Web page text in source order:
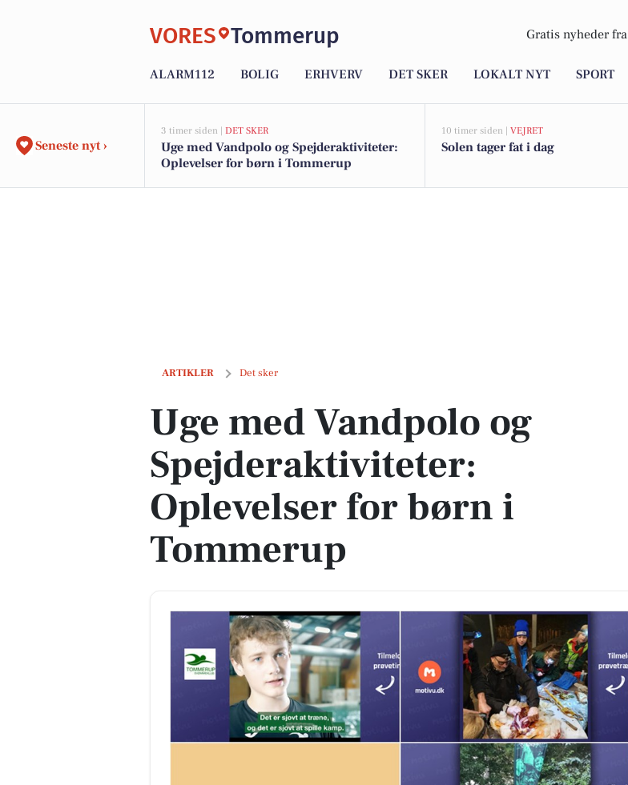
VORES Tommerup Gratis nyheder fra
ALARM112 BOLIG ERHVERV DET SKER LOKALT NYT SPORT
Seneste nyt ›
3 timer siden | DET SKER
Uge med Vandpolo og Spejderaktiviteter:
Oplevelser for børn i Tommerup
10 timer siden | VEJRET
Solen tager fat i dag
ARTIKLER Det sker
Uge med Vandpolo og Spejderaktiviteter: Oplevelser for børn i Tommerup
Uge med Vandpolo og
Spejderaktiviteter:
Oplevelser for børn i
Tommerup